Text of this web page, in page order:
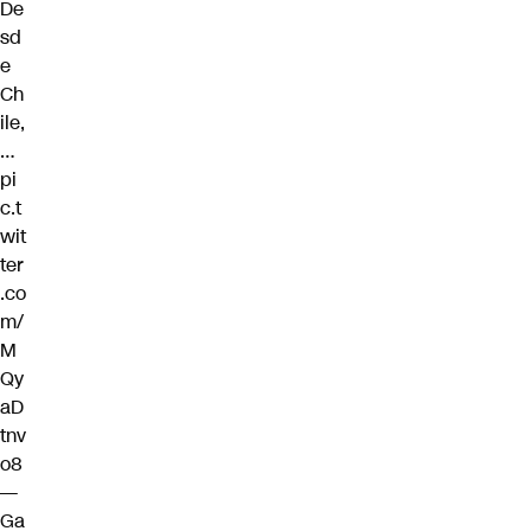
De
sd
e
Ch
ile,
…
pi
c.t
wit
ter
.co
m/
M
Qy
aD
tnv
o8
—
Ga